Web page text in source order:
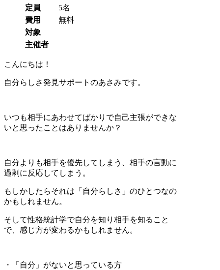
定員
5名
費用
無料
対象
主催者
こんにちは！
自分らしさ発見サポートのあさみです。
いつも相手にあわせてばかりで自己主張ができな
いと思ったことはありませんか？
自分よりも相手を優先してしまう、相手の言動に
過剰に反応してしまう。
もしかしたらそれは「自分らしさ」のひとつなの
かもしれません。
そして性格統計学で自分を知り相手を知ること
で、感じ方が変わるかもしれません。
・「自分」がないと思っている方